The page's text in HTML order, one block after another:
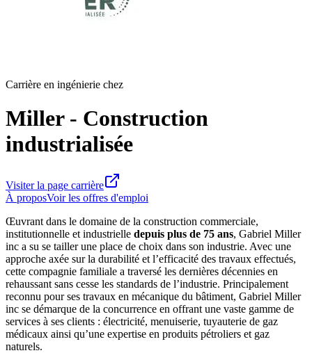
Carrière en ingénierie chez
Miller - Construction
industrialisée
Visiter la page carrière
À proposVoir les offres d'emploi
Œuvrant dans le domaine de la construction commerciale,
institutionnelle et industrielle depuis plus de 75 ans, Gabriel Miller
inc a su se tailler une place de choix dans son industrie. Avec une
approche axée sur la durabilité et l’efficacité des travaux effectués,
cette compagnie familiale a traversé les dernières décennies en
rehaussant sans cesse les standards de l’industrie. Principalement
reconnu pour ses travaux en mécanique du bâtiment, Gabriel Miller
inc se démarque de la concurrence en offrant une vaste gamme de
services à ses clients : électricité, menuiserie, tuyauterie de gaz
médicaux ainsi qu’une expertise en produits pétroliers et gaz
naturels.